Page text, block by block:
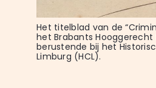
Het titelblad van de
het Brabants Hooggerecht
berustende bij het
Limburg (HCL).